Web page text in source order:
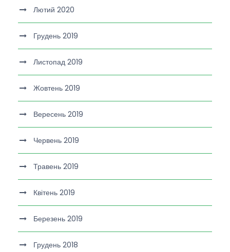
Лютий 2020
Грудень 2019
Листопад 2019
Жовтень 2019
Вересень 2019
Червень 2019
Травень 2019
Квітень 2019
Березень 2019
Грудень 2018